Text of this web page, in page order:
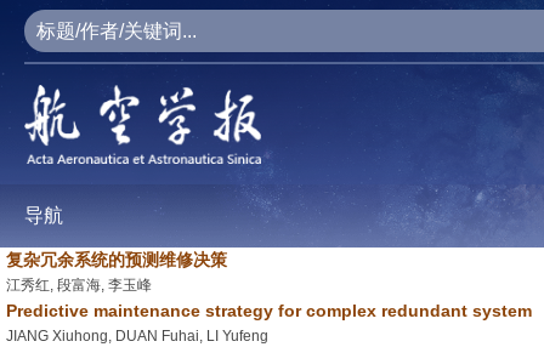
导航
复杂冗余系统的预测维修决策
江秀红, 段富海, 李玉峰
Predictive maintenance strategy for complex redundant system
JIANG Xiuhong, DUAN Fuhai, LI Yufeng